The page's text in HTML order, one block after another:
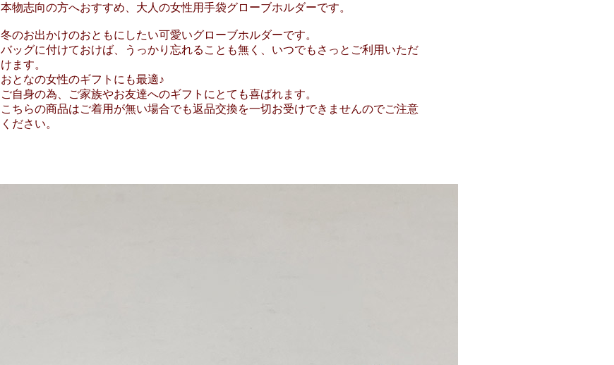
本物志向の方へおすすめ、大人の女性用手袋グローブホルダーです。
冬のお出かけのおともにしたい可愛いグローブホルダーです。
バッグに付けておけば、うっかり忘れることも無く、いつでもさっとご利用いただ
けます。
おとなの女性のギフトにも最適♪
ご自身の為、ご家族やお友達へのギフトにとても喜ばれます。
こちらの商品はご着用が無い場合でも返品交換を一切お受けできませんのでご注意
ください。